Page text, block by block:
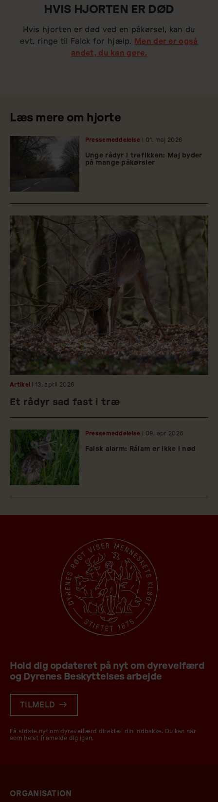
HVIS HJORTEN ER DØD
Hvis hjorten er død ved en påkørsel, kan du
evt. ringe til Falck for hjælp.
Men der er også
andet, du kan gøre.
Læs mere om hjorte
Pressemeddelelse | 01. maj 2026
Unge rådyr i trafikken: Maj byder
på mange påkørsler
Artikel | 13. april 2026
Et rådyr sad fast i træ
Pressemeddelelse | 09. apr 2026
Falsk alarm: Rålam er ikke i nød
Hold dig opdateret på nyt om dyrevelfærd
og Dyrenes Beskyttelses arbejde
TILMELD
Få sidste nyt om dyrevelfærd direkte i din indbakke. Du kan når
som helst framelde dig igen.
ORGANISATION